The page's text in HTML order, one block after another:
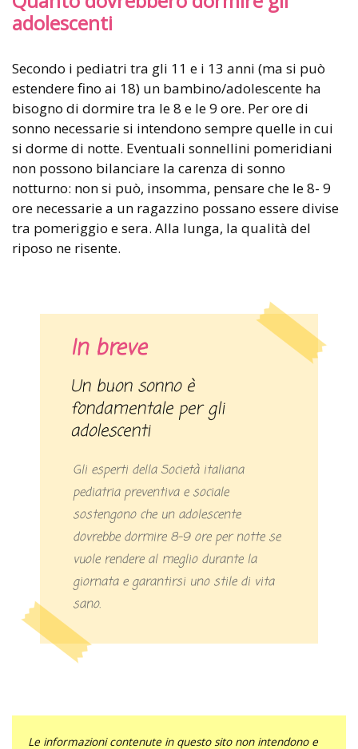
adolescenti
Secondo i pediatri tra gli 11 e i 13 anni (ma si può
estendere fino ai 18) un bambino/adolescente ha
bisogno di dormire tra le 8 e le 9 ore. Per ore di
sonno necessarie si intendono sempre quelle in cui
si dorme di notte. Eventuali sonnellini pomeridiani
non possono bilanciare la carenza di sonno
notturno: non si può, insomma, pensare che le 8- 9
ore necessarie a un ragazzino possano essere divise
tra pomeriggio e sera. Alla lunga, la qualità del
riposo ne risente.
In breve
Un buon sonno è
fondamentale per gli
adolescenti
Gli esperti della Società italiana
pediatria preventiva e sociale
sostengono che un adolescente
dovrebbe dormire 8-9 ore per notte se
vuole rendere al meglio durante la
giornata e garantirsi uno stile di vita
sano.
Le informazioni contenute in questo sito non intendono e